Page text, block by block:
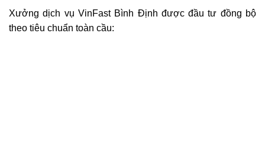
Xưởng dịch vụ VinFast Bình Định được đầu tư đồng bộ
theo tiêu chuẩn toàn cầu: